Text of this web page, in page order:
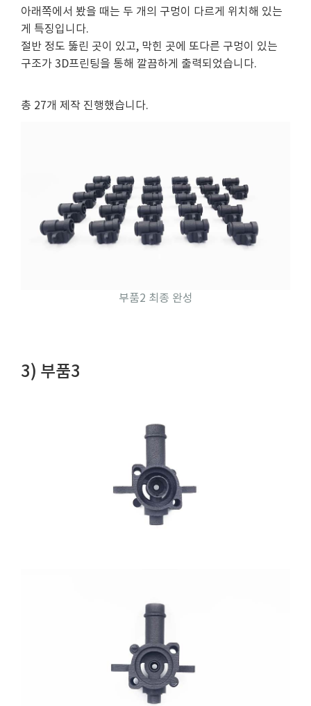
아래쪽에서 봤을 때는 두 개의 구멍이 다르게 위치해 있는
게 특징입니다.
절반 정도 뚫린 곳이 있고, 막힌 곳에 또다른 구멍이 있는
구조가 3D프린팅을 통해 깔끔하게 출력되었습니다.
총 27개 제작 진행했습니다.
부품2 최종 완성
3) 부품3